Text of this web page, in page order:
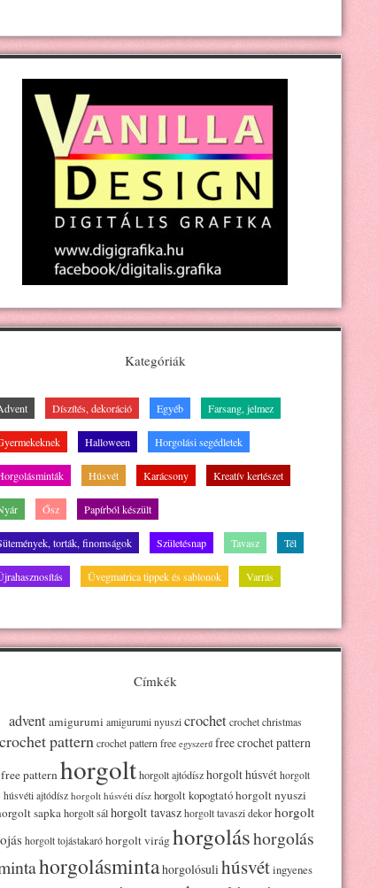
Kategóriák
Díszítés, dekoráció Egyéb Farsang, jelmez
Halloween Horgolási segédletek
Húsvét Karácsony Kreatív kertészet
Ősz Papírból készült
torták, finomságok Születésnap Tavasz Tél
Üvegmatrica tippek és sablonok Varrás
Címkék
adventamigurumi amigurumi nyuszi crochet crochet christmas
crochet pattern crochet pattern free egyszerű free crochet pattern
free patternhorgolt horgolt ajtódísz horgolt húsvét horgolt
húsvéti ajtódísz horgolt húsvéti dísz horgolt kopogtatóhorgolt nyuszi
sapkahorgolt sálhorgolt tavasz horgolt tavaszi dekor horgolt
horgolt tojástakaró horgolt virághorgoláshorgolás
horgolásmintahorgolósulihúsvétingyenes